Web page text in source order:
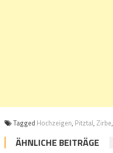
Tagged Hochzeigen, Pitztal, Zirbe,
ÄHNLICHE BEITRÄGE